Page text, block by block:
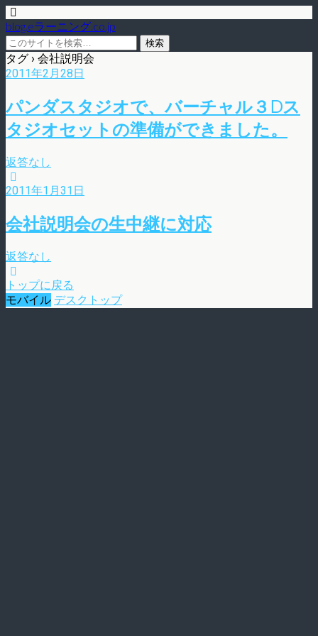
blog.eラーニング.co.jp
タグ › 会社説明会
2011年2月28日
パンダスタジオで、バーチャル３Dス
タジオセットの準備ができました。
返答なし
2011年1月31日
会社説明会の生中継に対応
返答なし
トップに戻る
モバイル デスクトップ